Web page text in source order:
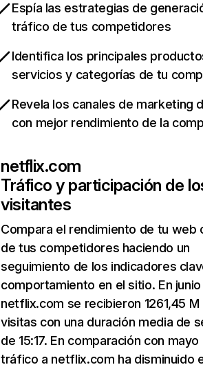
Espía las estrategias de
tráfico de tus competidores
Identifica los principales
servicios y categorías de tu
Revela los canales de marketing
con mejor rendimiento de la
netflix.com
Tráfico y participación de
visitantes
Compara el rendimiento de tu web
de tus competidores haciendo un
seguimiento de los indicadores
comportamiento en el sitio. En junio
netflix.com se recibieron 1261,45 M
visitas con una duración media de
de 15:17. En comparación con mayo
tráfico a netflix.com ha disminuido